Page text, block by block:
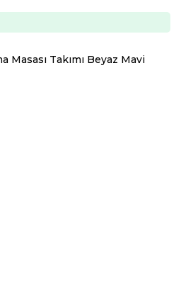
Masası Takımı Beyaz Mavi